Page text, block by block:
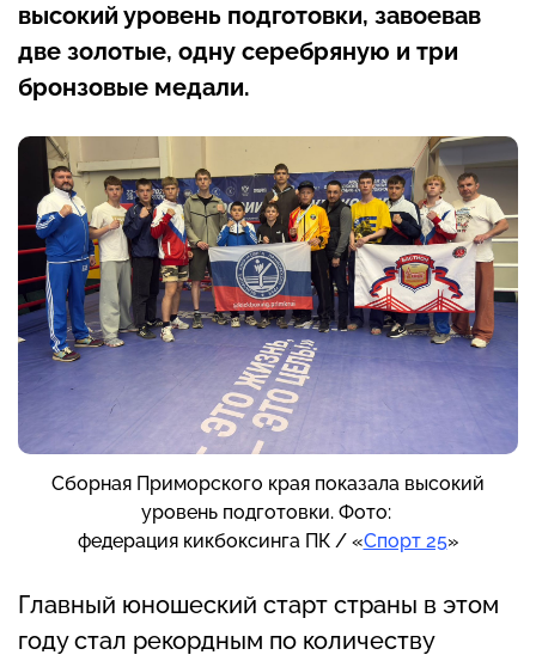
высокий уровень подготовки, завоевав
две золотые, одну серебряную и три
бронзовые медали.
Сборная Приморского края показала высокий
уровень подготовки. Фото:
федерация кикбоксинга ПК / «Спорт 25»
Главный юношеский старт страны в этом
году стал рекордным по количеству